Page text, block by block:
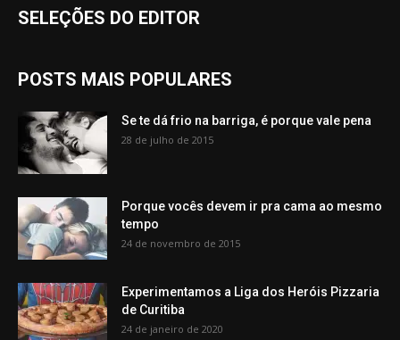
SELEÇÕES DO EDITOR
POSTS MAIS POPULARES
Se te dá frio na barriga, é porque vale pena
28 de julho de 2015
Porque vocês devem ir pra cama ao mesmo
tempo
24 de novembro de 2015
Experimentamos a Liga dos Heróis Pizzaria
de Curitiba
24 de janeiro de 2020